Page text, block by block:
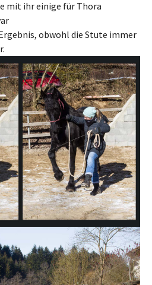
mit ihr einige für Thora
obwohl die Stute immer